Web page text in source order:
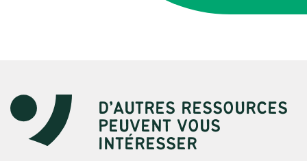
D’AUTRES RESSOURCES
PEUVENT VOUS
INTÉRESSER